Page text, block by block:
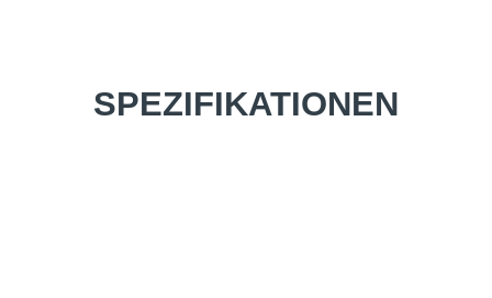
SPEZIFIKATIONEN